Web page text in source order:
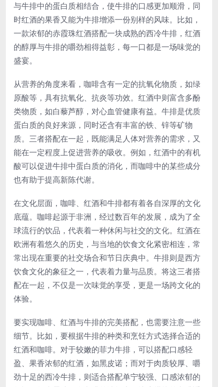
与牛排中的蛋白质相结合，使牛排的口感更加顺滑，同
时红酒的果香又能为牛排增添一份别样的风味。比如，
一款浓郁的赤霞珠红酒搭配一块成熟的西冷牛排，红酒
的醇厚与牛排的嚼劲相得益彰，每一口都是一场味觉的
盛宴。
从营养的角度来看，咖啡含有一定的抗氧化物质，如绿
原酸等，具有抗氧化、抗炎等功效。红酒中则富含多酚
类物质，如白藜芦醇，对心血管健康有益。牛排是优质
蛋白质的良好来源，同时还含有丰富的铁、锌等矿物
质。三者搭配在一起，既能满足人体对营养的需求，又
能在一定程度上促进营养的吸收。例如，红酒中的有机
酸可以促进牛排中蛋白质的消化，而咖啡中的某些成分
也有助于提高新陈代谢。
在文化层面，咖啡、红酒和牛排都有着各自深厚的文化
底蕴。咖啡起源于非洲，经过数百年的发展，成为了全
球流行的饮品，代表着一种休闲与社交的文化。红酒在
欧洲有着悠久的历史，与当地的饮食文化紧密相连，常
常出现在重要的社交场合和节日庆典中。牛排则是西方
饮食文化的象征之一，代表着力量与品质。将这三者搭
配在一起，不仅是一次味觉的享受，更是一场跨文化的
体验。
要实现咖啡、红酒与牛排的完美搭配，也需要注意一些
细节。比如，要根据牛排的种类和烹饪方式选择合适的
红酒和咖啡。对于较嫩的菲力牛排，可以搭配口感轻
盈、果香浓郁的红酒，如黑皮诺；而对于肉质较厚、嚼
劲十足的西冷牛排，则适合搭配单宁较强、口感浓郁的